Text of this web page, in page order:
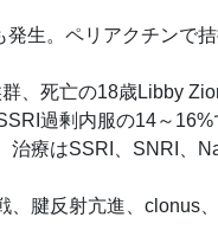
生。ペリアクチンで
、死亡の18歳Libby
過剰内服の14～16%
治療はSSRI、SNRI、
腱反射亢進、clonus